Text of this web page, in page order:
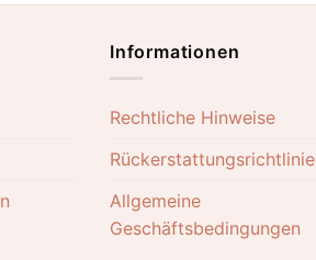
Informationen
Rechtliche Hinweise
Rückerstattungsrichtlinie
Allgemeine
Geschäftsbedingungen